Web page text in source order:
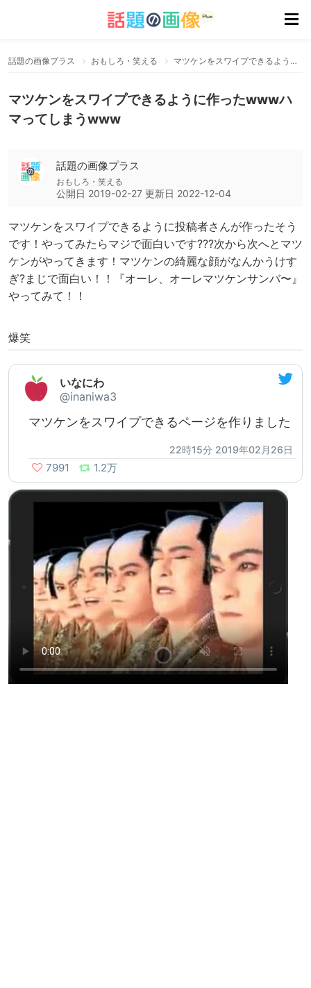
話題の画像プラス おもしろ・笑える マツケンをスワイプできるように作ったwwwハマってしまうwww
マツケンをスワイプできるように作ったwwwハ
マってしまうwww
話題の画像プラス
おもしろ・笑える
公開日 2019-02-27 更新日 2022-12-04
マツケンをスワイプできるように投稿者さんが作ったそう
です！やってみたらマジで面白いです???次から次へとマツ
ケンがやってきます！マツケンの綺麗な顔がなんかうけす
ぎ?まじで面白い！！『オーレ、オーレマツケンサンバ〜』
やってみて！！
爆笑
いなにわ
@inaniwa3
マツケンをスワイプできるページを作りました
22時15分 2019年02月26日
7991 1.2万